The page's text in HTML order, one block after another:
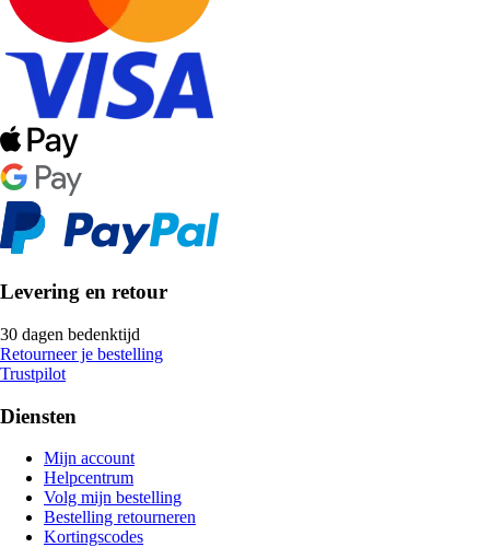
Levering en retour
30 dagen bedenktijd
Retourneer je bestelling
Trustpilot
Diensten
Mijn account
Helpcentrum
Volg mijn bestelling
Bestelling retourneren
Kortingscodes